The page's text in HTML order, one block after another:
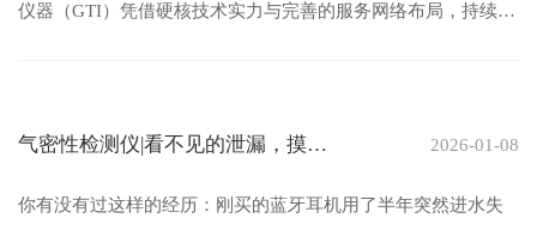
仪器（GTI）凭借硬核技术实力与完善的服务网络布局，持续为
气密性检测仪|看不见的泄漏，摸得
2026-01-08
你有没有过这样的经历：刚买的蓝牙耳机用了半年突然进水失